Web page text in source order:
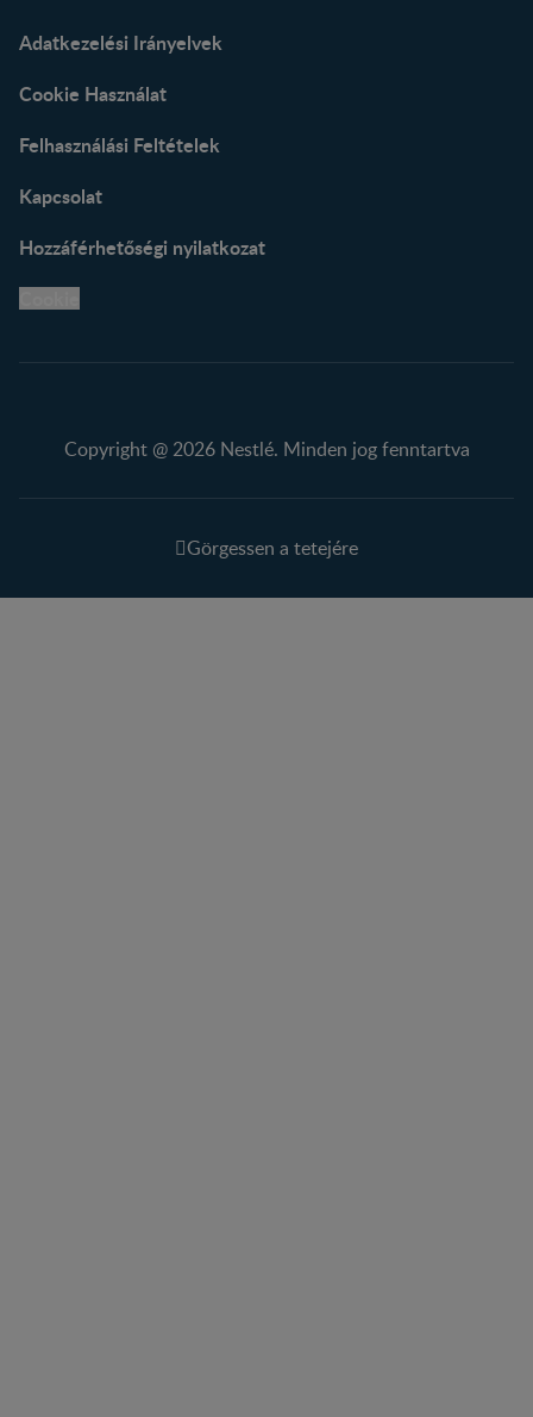
Adatkezelési Irányelvek
Cookie Használat
Felhasználási Feltételek
Kapcsolat
Hozzáférhetőségi nyilatkozat
Copyright @ 2026 Nestlé. Minden jog fenntartva
Görgessen a tetejére